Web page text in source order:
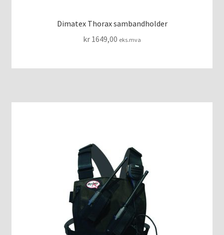
Dimatex Thorax sambandholder
kr 1649,00 eks.mva